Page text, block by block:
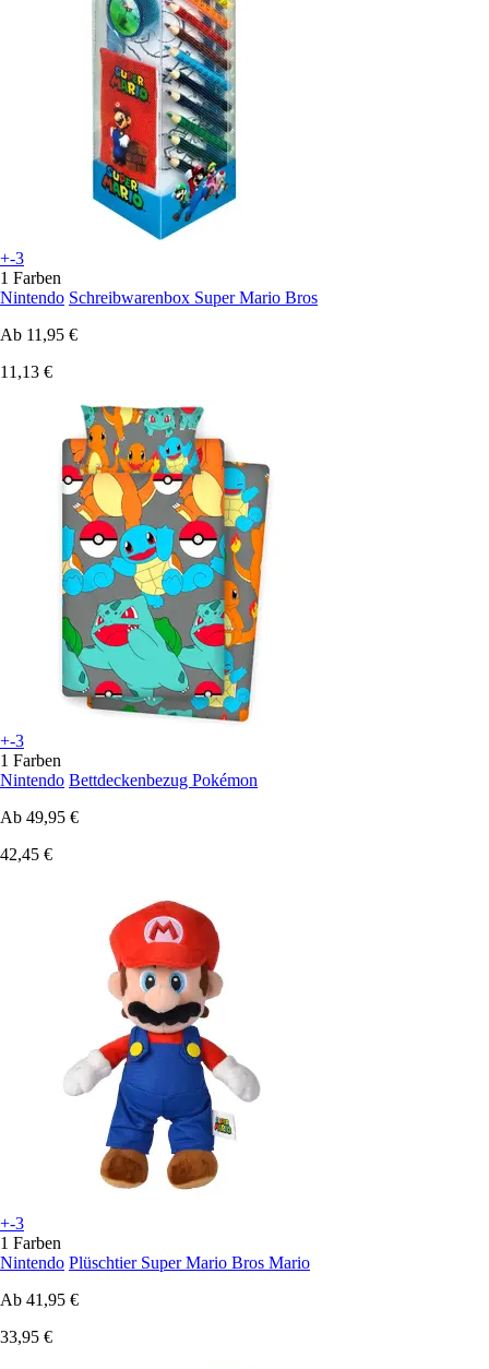
+-3
1 Farben
Nintendo Schreibwarenbox Super Mario Bros
Ab 11,95 €
11,13 €
+-3
1 Farben
Nintendo Bettdeckenbezug Pokémon
Ab 49,95 €
42,45 €
+-3
1 Farben
Nintendo Plüschtier Super Mario Bros Mario
Ab 41,95 €
33,95 €